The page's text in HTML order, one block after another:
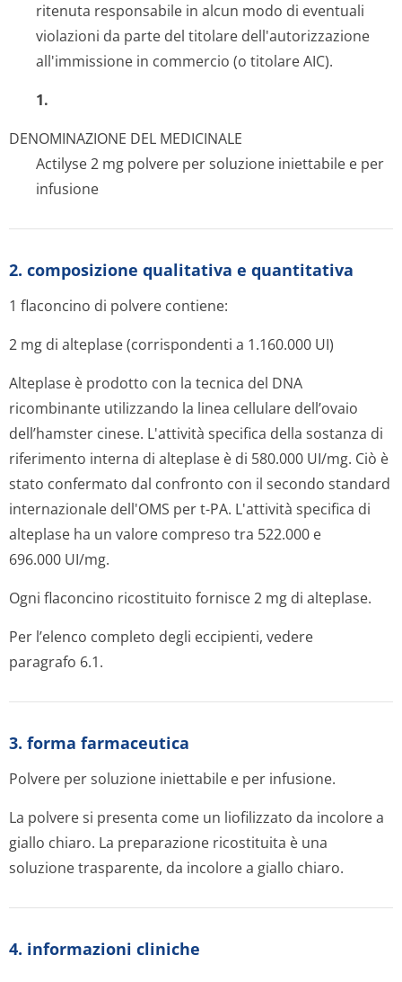
ritenuta responsabile in alcun modo di eventuali
violazioni da parte del titolare dell'autorizzazione
all'immissione in commercio (o titolare AIC).
1.
DENOMINAZIONE DEL MEDICINALE
Actilyse 2 mg polvere per soluzione iniettabile e per
infusione
2. composizione qualitativa e quantitativa
1 flaconcino di polvere contiene:
2 mg di alteplase (corrispondenti a 1.160.000 UI)
Alteplase è prodotto con la tecnica del DNA
ricombinante utilizzando la linea cellulare dell’ovaio
dell’hamster cinese. L'attività specifica della sostanza di
riferimento interna di alteplase è di 580.000 UI/mg. Ciò è
stato confermato dal confronto con il secondo standard
internazionale dell'OMS per t-PA. L'attività specifica di
alteplase ha un valore compreso tra 522.000 e
696.000 UI/mg.
Ogni flaconcino ricostituito fornisce 2 mg di alteplase.
Per l’elenco completo degli eccipienti, vedere
paragrafo 6.1.
3. forma farmaceutica
Polvere per soluzione iniettabile e per infusione.
La polvere si presenta come un liofilizzato da incolore a
giallo chiaro. La preparazione ricostituita è una
soluzione trasparente, da incolore a giallo chiaro.
4. informazioni cliniche